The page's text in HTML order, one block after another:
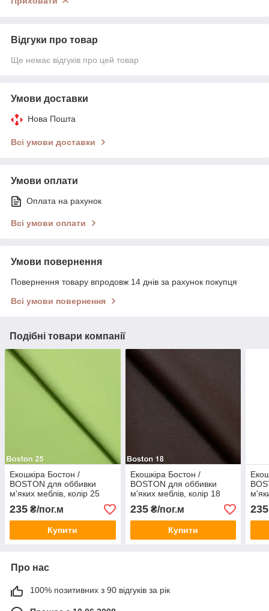
Відгуки про товар
Ще немає відгуків про цей товар
Умови доставки
Нова Пошта
Всі умови доставки
Умови оплати
Оплата на рахунок
Всі умови оплати
Умови повернення
Повернення товару впродовж 14 днів за рахунок покупця
Всі умови повернення
Подібні товари компанії
Екошкіра Бостон /
BOSTON для оббивки
м'яких меблів, колір 25
235 ₴/пог.м
Купити
Екошкіра Бостон /
BOSTON для оббивки
м'яких меблів, колір 18
235₴/пог.м
Купити
235
Про нас
100% позитивних з 90 відгуків за рік